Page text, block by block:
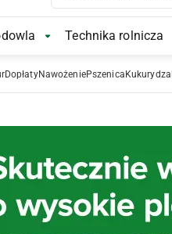
Submenu
Hodowla Submenu
Technika rolnicza
DopłatyNawożeniePszenica Kukurydza